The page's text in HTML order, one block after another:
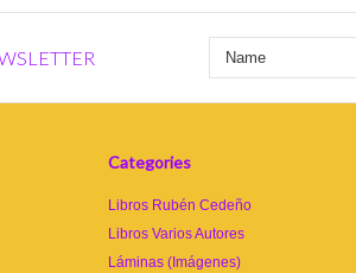
Categories
Libros Rubén Cedeño
Libros Varios Autores
Láminas (Imágenes)